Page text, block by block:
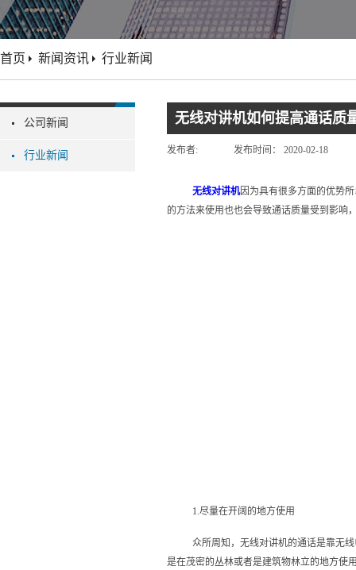
公司新闻
行业新闻
首页 新闻资讯 行业新闻
无线对讲机如何提高通话质
发布者: 发布时间： 2020-02-18
无线对讲机因为具有很多方面的优势
的方法来使用也也会导致通话质量受到影响
1.尽量在开阔的地方使用
众所周知，无线对讲机的通话是靠无
是在茂密的丛林或者是建筑物林立的地方使